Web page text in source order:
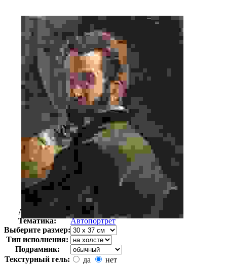
Автор:
Гийомен, Арман
Арт-стиль
Импрессионизм
Тематика:
Автопортрет
Выберите размер:
Тип исполнения:
Подрамник:
Текстурный гель:
да
нет